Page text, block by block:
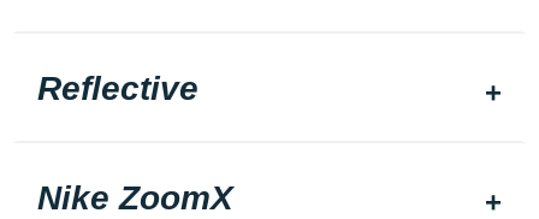
Reflective
Nike ZoomX